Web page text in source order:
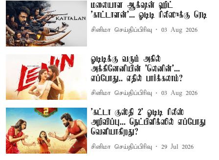
மலையாள ஆக்‌ஷன் ஹிட்
'காட்டாளன்'... ஓடிடி ரிலீஸுக்கு ரெடி
சினிமா செய்திப்பிரிவு 03 Aug 2026
ஓடிடிக்கு வரும் அகில்
அக்கினேனியின் 'லெனின்'...
எப்போது.. எதில் பார்க்கலாம்?
சினிமா செய்திப்பிரிவு 03 Aug 2026
'கட்டா குஸ்தி 2' ஓடிடி ரிலீஸ்
அறிவிப்பு... நெட்பிளிக்ஸில் எப்போது
வெளியாகிறது?
சினிமா செய்திப்பிரிவு 29 Jul 2026